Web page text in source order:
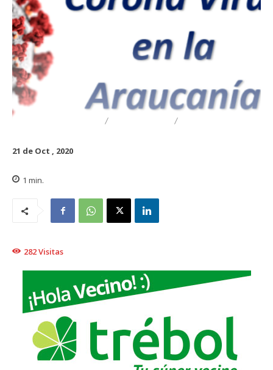
21 de Oct , 2020
1 min.
282Visitas